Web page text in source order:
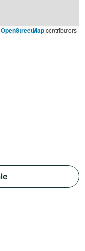
OpenStreetMapcontributors